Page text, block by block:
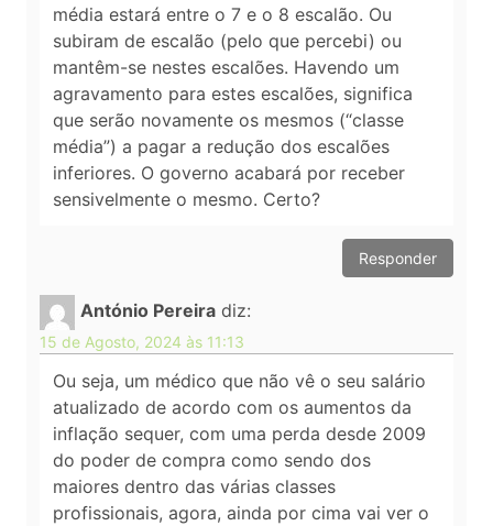
média estará entre o 7 e o 8 escalão. Ou
subiram de escalão (pelo que percebi) ou
mantêm-se nestes escalões. Havendo um
agravamento para estes escalões, significa
que serão novamente os mesmos (“classe
média”) a pagar a redução dos escalões
inferiores. O governo acabará por receber
sensivelmente o mesmo. Certo?
Responder
António Pereira diz:
15 de Agosto, 2024 às 11:13
Ou seja, um médico que não vê o seu salário
atualizado de acordo com os aumentos da
inflação sequer, com uma perda desde 2009
do poder de compra como sendo dos
maiores dentro das várias classes
profissionais, agora, ainda por cima vai ver o